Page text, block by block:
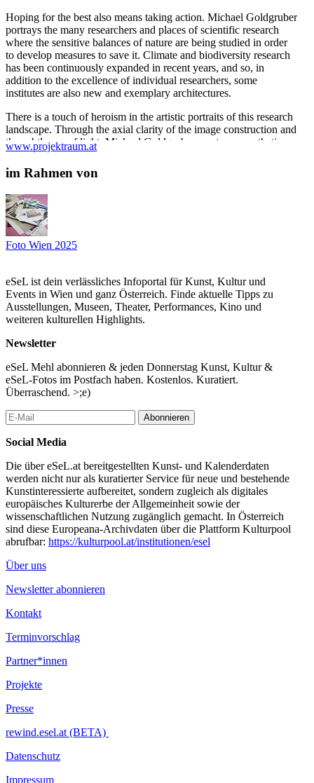
Hoping for the best also means taking action. Michael Goldgruber
portrays the many researchers and places of scientific research
where the sensitive balances of nature are being studied in order
to develop measures to save it. Climate and biodiversity research
has been continuously expanded in recent years, and so, in
addition to the excellence of individual researchers, some
institutes are also new and exemplary architectures.
There is a touch of heroism in the artistic portraits of this research
landscape. Through the axial clarity of the image construction and
the subtle use of light, Michael Goldgruber creates an aesthetic
space that conveys optimism for the future, even in times of crisis.
One thing is certain: what we do today will change the future.
...Mehr lesen
www.projektraum.at
im Rahmen von
Foto Wien 2025
eSeL ist dein verlässliches Infoportal für Kunst, Kultur und
Events in Wien und ganz Österreich. Finde aktuelle Tipps zu
Ausstellungen, Museen, Theater, Performances, Kino und
weiteren kulturellen Highlights.
Newsletter
eSeL Mehl abonnieren & jeden Donnerstag Kunst, Kultur &
eSeL-Fotos im Postfach haben. Kostenlos. Kuratiert.
Überraschend. >;e)
Abonnieren
Social Media
Die über eSeL.at bereitgestellten Kunst- und Kalenderdaten
werden nicht nur als kuratierter Service für neue und bestehende
Kunstinteressierte aufbereitet, sondern zugleich als digitales
europäisches Kulturerbe der Allgemeinheit sowie der
wissenschaftlichen Nutzung zugänglich gemacht. In Österreich
sind diese Europeana-Archivdaten über die Plattform Kulturpool
abrufbar: https://kulturpool.at/institutionen/esel
Über uns
Newsletter abonnieren
Kontakt
Terminvorschlag
Partner*innen
Projekte
Presse
rewind.esel.at (BETA)
Datenschutz
Impressum